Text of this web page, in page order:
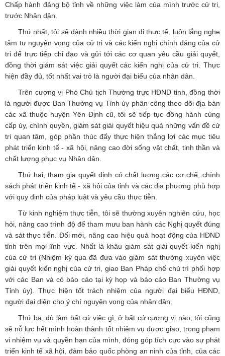
Chấp hành đảng bộ tỉnh về những việc làm của mình trước cử tri,
trước Nhân dân.
Thứ nhất, tôi sẽ dành nhiều thời gian đi thực tế, luôn lắng nghe
tâm tư nguyện vọng của cử tri và các kiến nghị chính đáng của cử
tri để trực tiếp chỉ đạo và gửi tới các cơ quan yêu cầu giải quyết,
đồng thời giám sát việc giải quyết các kiến nghị của cử tri. Thực
hiện đầy đủ, tốt nhất vai trò là người đại biểu của nhân dân.
Trên cương vị Phó Chủ tịch Thường trực HĐND tỉnh, đồng thời
là người được Ban Thường vụ Tỉnh ủy phân công theo dõi địa bàn
các xã thuộc huyện Yên Định cũ, tôi sẽ tiếp tục đồng hành cùng
cấp ủy, chính quyền, giám sát giải quyết hiệu quả những vấn đề cử
tri quan tâm, góp phần thúc đẩy thực hiện thắng lợi các mục tiêu
phát triển kinh tế - xã hội, nâng cao đời sống vật chất, tinh thần và
chất lượng phục vụ Nhân dân.
Thứ hai, tham gia quyết định có chất lượng các cơ chế, chính
sách phát triển kinh tế - xã hội của tỉnh và các địa phương phù hợp
với quy định của pháp luật và yêu cầu thực tiễn.
Từ kinh nghiệm thực tiễn, tôi sẽ thường xuyên nghiên cứu, học
hỏi, nâng cao trình độ để tham mưu ban hành các Nghị quyết đúng
và sát thực tiễn. Đổi mới, nâng cao hiệu quả hoạt động của HĐND
tỉnh trên mọi lĩnh vực. Nhất là khâu giám sát giải quyết kiến nghị
của cử tri (Nhiệm kỳ qua đã đưa vào giám sát thường xuyên việc
giải quyết kiến nghị của cử tri, giao Ban Pháp chế chủ trì phối hợp
với các Ban và có báo cáo tại kỳ họp và báo cáo Ban Thường vụ
Tỉnh ủy). Thực hiện tốt trách nhiệm của người đại biểu HĐND,
người đại diện cho ý chí nguyện vọng của nhân dân.
Thứ ba, dù làm bất cứ việc gì, ở bất cứ cương vị nào, tôi cũng
sẽ nỗ lực hết mình hoàn thành tốt nhiệm vụ được giao, trong phạm
vi nhiệm vụ và quyền hạn của mình, đóng góp tích cực vào sự phát
triển kinh tế xã hội, đảm bảo quốc phòng an ninh của tỉnh, của các